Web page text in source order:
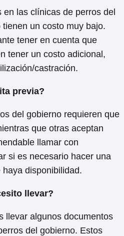
en las clínicas de perros del
un costo muy bajo.
tener en cuenta que
tener un costo adicional,
castración.
previa?
del gobierno requieren que
que otras aceptan
llamar con
si es necesario hacer una
disponibilidad.
llevar?
llevar algunos documentos
del gobierno. Estos